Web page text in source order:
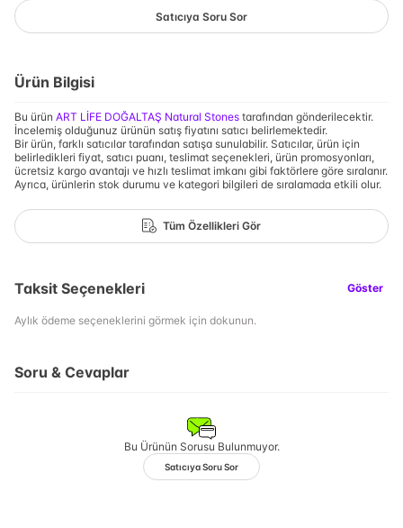
Satıcıya Soru Sor
Ürün Bilgisi
Bu ürün ART LİFE DOĞALTAŞ Natural Stones tarafından gönderilecektir.
İncelemiş olduğunuz ürünün satış fiyatını satıcı belirlemektedir.
Bir ürün, farklı satıcılar tarafından satışa sunulabilir. Satıcılar, ürün için
belirledikleri fiyat, satıcı puanı, teslimat seçenekleri, ürün promosyonları,
ücretsiz kargo avantajı ve hızlı teslimat imkanı gibi faktörlere göre sıralanır.
Ayrıca, ürünlerin stok durumu ve kategori bilgileri de sıralamada etkili olur.
Tüm Özellikleri Gör
Taksit Seçenekleri Göster
Aylık ödeme seçeneklerini görmek için dokunun.
Soru & Cevaplar
Bu Ürünün Sorusu Bulunmuyor.
Satıcıya Soru Sor